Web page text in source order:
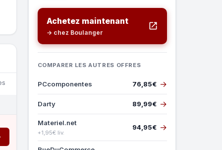
Achetez maintenant
→ chez Boulanger
COMPARER LES AUTRES OFFRES
PCcomponentes 76,85€ →
Darty 89,99€ →
Materiel.net
+1,95€ liv.
94,95€ →